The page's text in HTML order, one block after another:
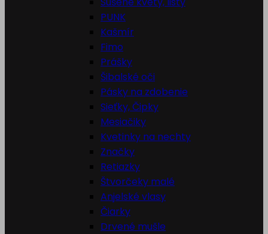
PUNK
Kašmír
Fimo
Prášky
Šibalské oči
Pásky na zdobenie
Sieťky, Čipky
Mesiačiky
Kvetinky na nechty
Značky
Retiazky
Štvorčeky malé
Anjelské vlasy
Čiarky
Drvené mušle